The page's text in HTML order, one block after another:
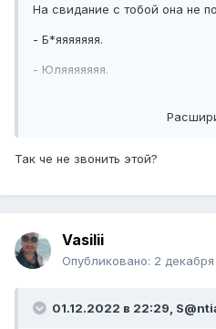
На свидание с тобой она не
- Б*яяяяяяя.
- Юляяяяяяя.
Вообще лучше назначать на
отказывала тебе.
помойку. Про фото пишу, так
Так че не звонить этой?
Vasilii
Опубликовано: 2
01.12.2022 в 22:29,